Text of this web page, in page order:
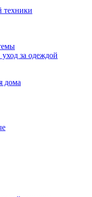
техники
за одеждой
дома